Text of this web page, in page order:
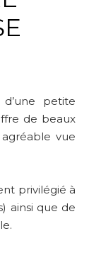
petite
de beaux
vue
privilégié à
ainsi que de